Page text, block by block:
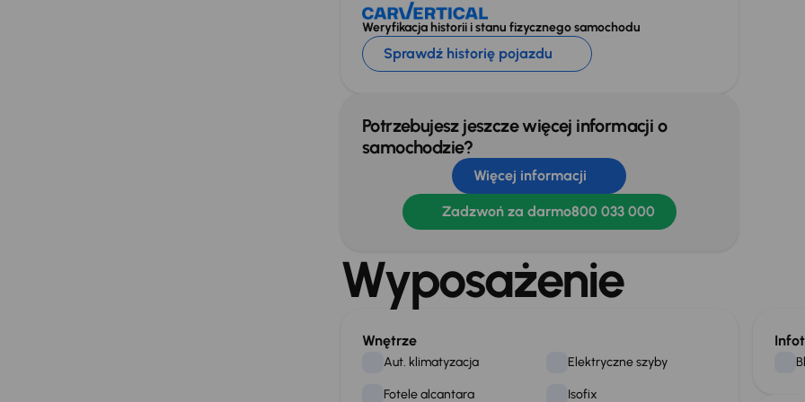
Weryfikacja historii i stanu fizycznego samochodu
Sprawdź historię pojazdu
Potrzebujesz jeszcze więcej informacji o
samochodzie?
Więcej informacji
Zadzwoń za darmo800 033 000
Wyposażenie
Wnętrze
Aut. klimatyzacja Elektryczne szyby
Fotele alcantara
Isofix